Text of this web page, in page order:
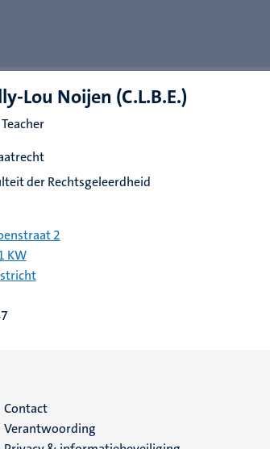
Lou Noijen (C.L.B.E.)
Teacher
der Rechtsgeleerdheid
2
KW
Menu
Contact
Verantwoording